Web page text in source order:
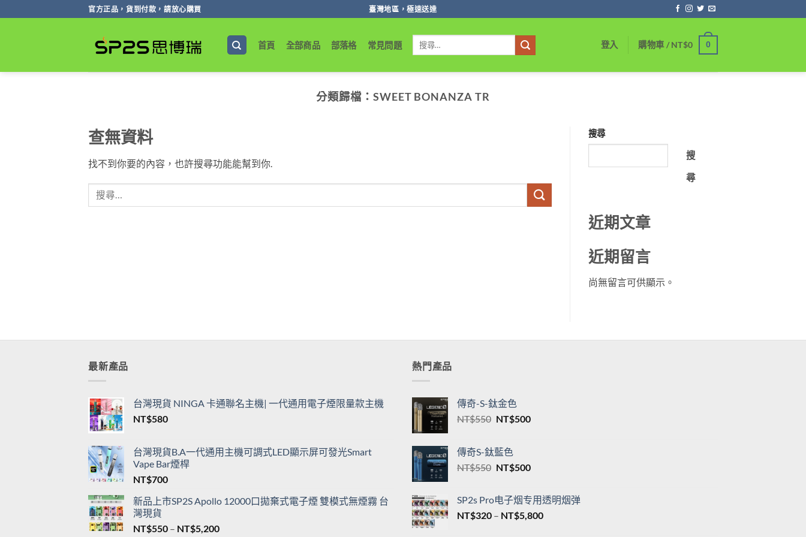
轉
官方正品，貨到付款，請放心購買 臺灣地區，極速送達
首頁 全部商品 部落格 常見問題
鍵
登入 購物車 /NT$0 0
分類歸檔： SWEET BONANZA TR
查無資料
找不到你要的內容，也許搜尋功能能幫到你.
搜尋
搜
尋
近期文章
近期留言
尚無留言可供顯示。
最新產品
台灣現貨 NINGA 卡通聯名主機| 一代通用電子煙限量款主機
NT$580
台灣現貨B.A一代通用主機可調式LED顯示屏可發光Smart
Vape Bar煙桿
NT$700
新品上市SP2S Apollo 12000口拋棄式電子煙 雙模式無煙霧 台
灣現貨
NT$550 – NT$5,200價
熱門產品
傳奇-S-鈦金色
NT$550 原
格：
NT$550。
NT$500目
NT$500。
傳奇S-鈦藍色
NT$550 原
格：
NT$550。
NT$500目
格：
NT$500。
SP2s Pro电子烟专用透明烟弹
NT$320 – NT$5,800價